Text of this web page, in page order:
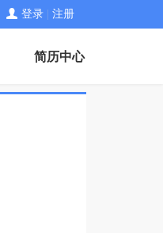
登录 注册
简历中心